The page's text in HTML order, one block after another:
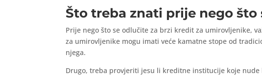
Što treba znati prije nego
Prije nego što se odlučite za brzi kredit za umirovljenike,
za umirovljenike mogu imati veće kamatne stope od
njega.
Drugo, treba provjeriti jesu li kreditne institucije koje